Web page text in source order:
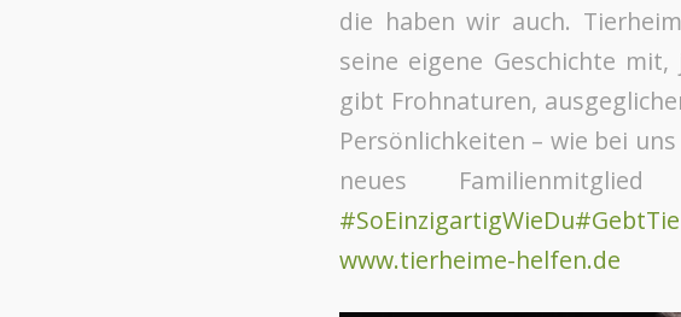
die haben wir auch.
seine eigene Geschichte
gibt Frohnaturen,
Persönlichkeiten – wie bei
neues
#SoEinzigartigWieDu
www.tierheime-helfen.de